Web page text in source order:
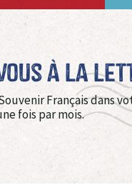
à La
Français dans
fois par mois.